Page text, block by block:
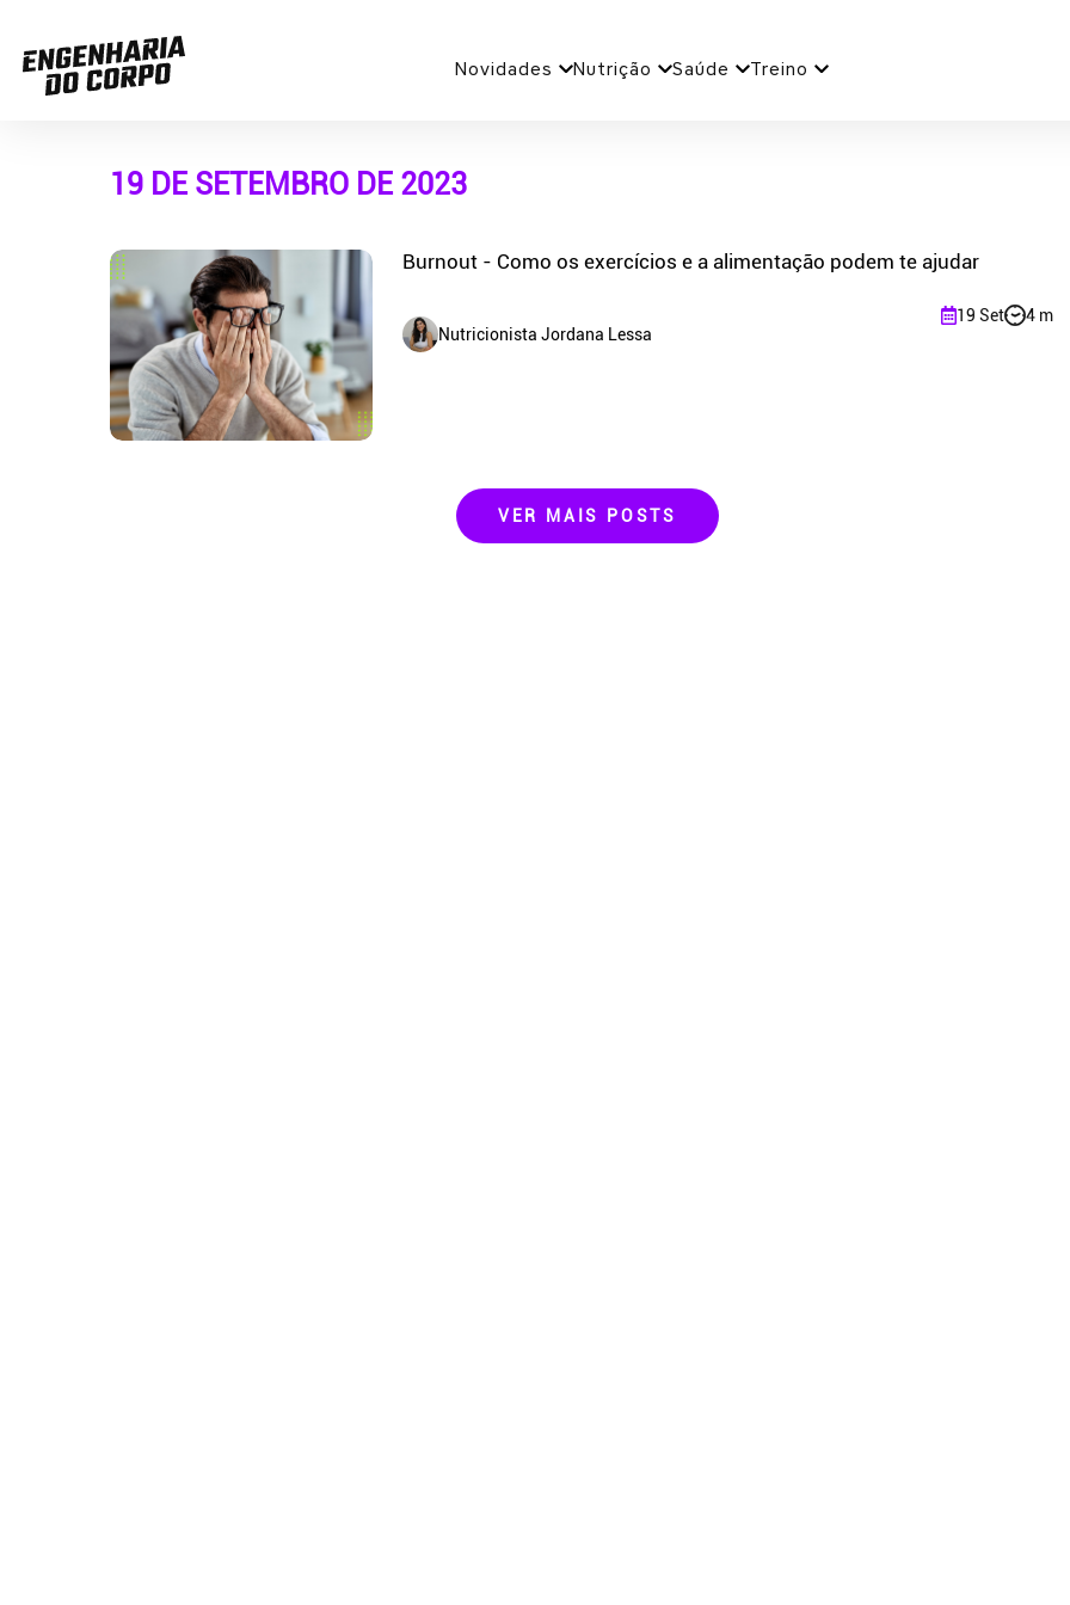
Novidades Nutrição Saúde Treino
19 DE SETEMBRO DE 2023
Burnout - Como os exercícios e a alimentação podem te ajudar
Nutricionista Jordana Lessa
19 Set 4 m
VER MAIS POSTS